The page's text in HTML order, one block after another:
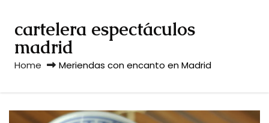
cartelera espectáculos
madrid
Home Meriendas con encanto en Madrid